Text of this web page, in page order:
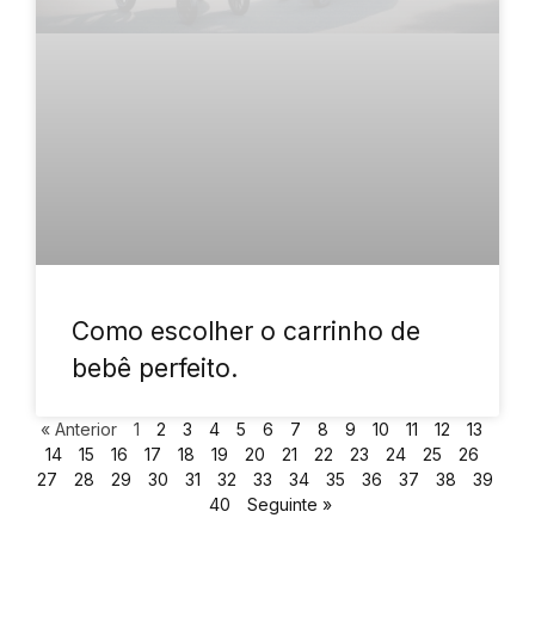
Como escolher o carrinho de
bebê perfeito.
« Anterior 1 2 3 4 5 6 7 8 9 10 11 12
13
14
15 16 17 18 19 20 21 22 23 24 25
26
27
28 29 30 31 32 33 34 35 36 37 38
39
40
Seguinte »